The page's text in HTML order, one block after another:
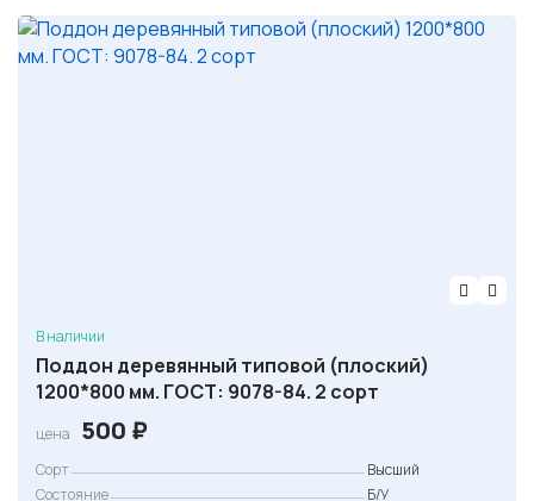
я
ц
в
л
я
а
5
0
В наличии
Поддон деревянный типовой (плоский)
1200*800 мм. ГОСТ: 9078-84. 2 сорт
цена 500 ₽
Сорт
Высший
Состояние
Б/У